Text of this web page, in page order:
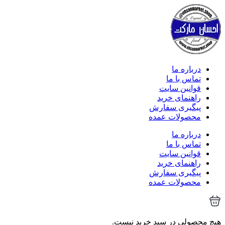
درباره ما
تماس با ما
قوانین سایت
راهنمای خرید
پیگیری سفارش
محصولات عمده
درباره ما
تماس با ما
قوانین سایت
راهنمای خرید
پیگیری سفارش
محصولات عمده
هیچ محصولی در سبد خرید نیست.